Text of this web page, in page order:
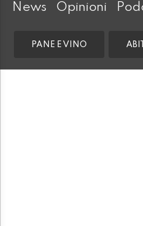
News Opinioni
PANE E VINO